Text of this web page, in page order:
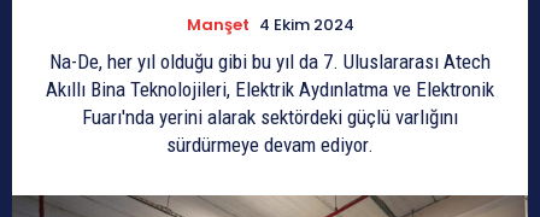
Manşet 4 Ekim 2024
Na-De, her yıl olduğu gibi bu yıl da 7. Uluslararası Atech
Akıllı Bina Teknolojileri, Elektrik Aydınlatma ve Elektronik
Fuarı'nda yerini alarak sektördeki güçlü varlığını
sürdürmeye devam ediyor.